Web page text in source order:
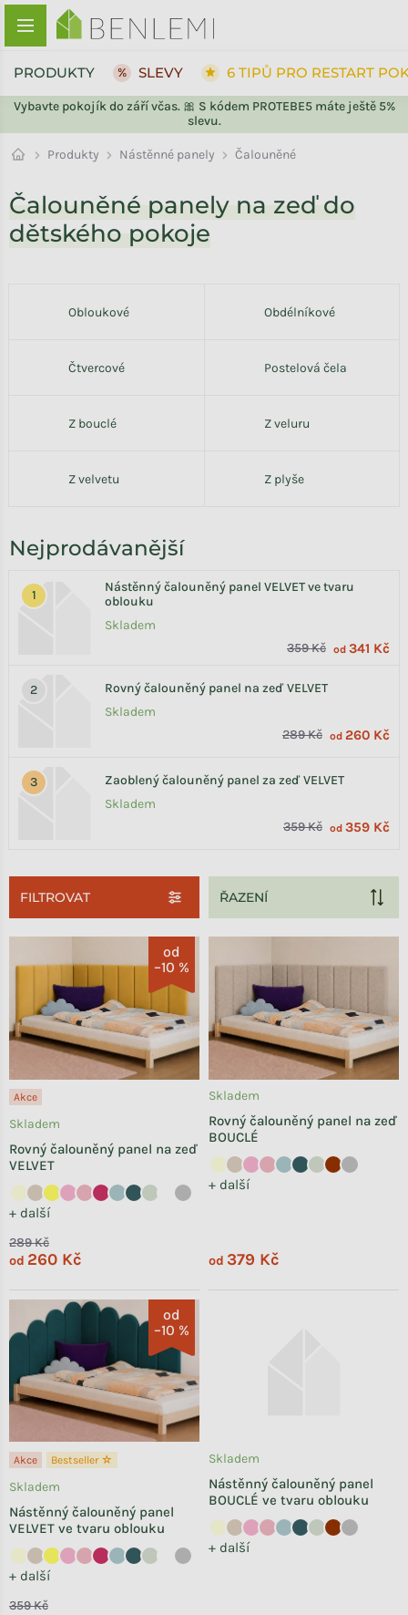
Přejít na obsah
Vybavte pokojík do září včas. 🎀 S kódem PROTEBE5 máte ještě 5%
slevu.
PRODUKTY SLEVY 6 TIPŮ PRO RESTART
Produkty Nástěnné panely Čalouněné
Čalouněné panely na zeď do
dětského pokoje
Obloukové Obdélníkové
Čtvercové Postelová čela
Z bouclé Z veluru
Z velvetu Z plyše
Nejprodávanější
Nástěnný čalouněný panel VELVET ve tvaru
oblouku
Skladem
359 Kč od 341 Kč
Rovný čalouněný panel na zeď VELVET
Skladem
289 Kč od 260 Kč
Zaoblený čalouněný panel za zeď VELVET
Skladem
359 Kč od 359 Kč
FILTROVAT
Výpis produktů
od
–10 %
Akce
Rovný čalouněný panel na zeď
VELVET
+ další
Skladem
289 Kč
od 260 Kč
Rovný čalouněný panel na zeď
BOUCLÉ
+ další
Skladem
od 379 Kč
od
–10 %
Akce Bestseller ☆
Nástěnný čalouněný panel
VELVET ve tvaru oblouku
+ další
Skladem
359 Kč
Nástěnný čalouněný panel
BOUCLÉ ve tvaru oblouku
+ další
Skladem